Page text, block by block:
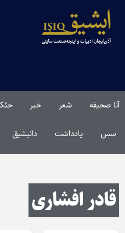
آنا صحیفه شعر خبر
سس یادداشت دانیشیق
قادر افشاری